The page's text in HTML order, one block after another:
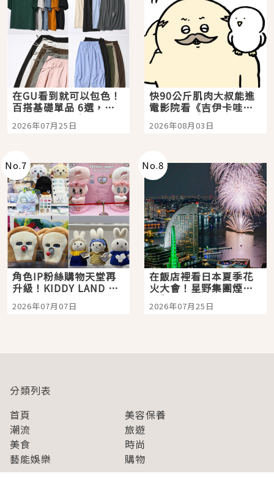
在GU看到就可以包色！
百搭基礎單品 6選，閉
眼全收也不心疼
2026年07月25日
快90公斤肌肉大叔能進
電影院看《吉伊卡哇》
嗎？日本重金屬樂團
「打首」會長與nagano
2026年08月03日
No.7
角色IP粉絲購物天堂再
升級！KIDDY LAND 原
宿店吉伊卡哇迎客，新
開幕 OMOKADO 店3分
2026年07月07日
No.8
在飯店裡看日本夏季花
火大會！星野集團煙火
景觀飯店6選，讓你不用
人擠人悠閒欣賞
2026年07月25日
分類列表
首頁
美容保養
潮流
旅遊
美食
時尚
藝能娛樂
購物